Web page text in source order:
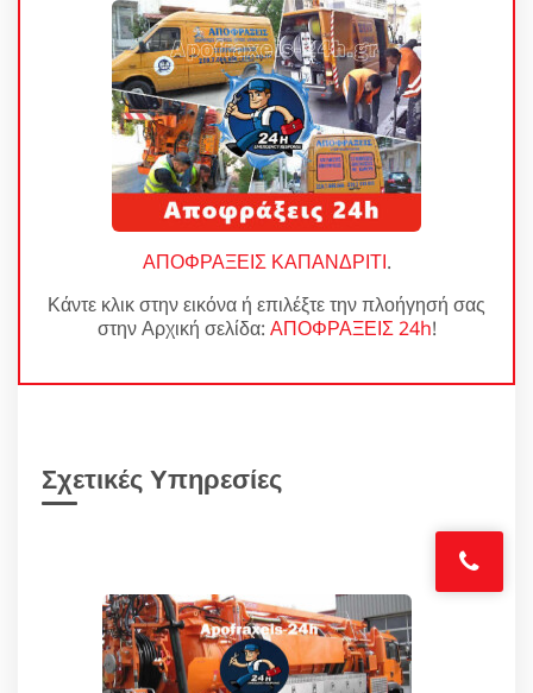
ΑΠΟΦΡΑΞΕΙΣ ΚΑΠΑΝΔΡΙΤΙ.
Κάντε κλικ στην εικόνα ή επιλέξτε την πλοήγησή σας
στην Αρχική σελίδα: ΑΠΟΦΡΑΞΕΙΣ 24h!
Σχετικές Υπηρεσίες